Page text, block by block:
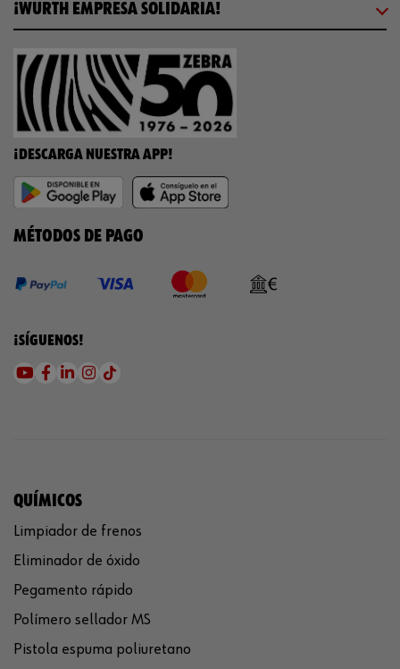
¡WÜRTH EMPRESA SOLIDARIA!
¡DESCARGA NUESTRA APP!
MÉTODOS DE PAGO
¡SÍGUENOS!
QUÍMICOS
Limpiador de frenos
Eliminador de óxido
Pegamento rápido
Polímero sellador MS
Pistola espuma poliuretano